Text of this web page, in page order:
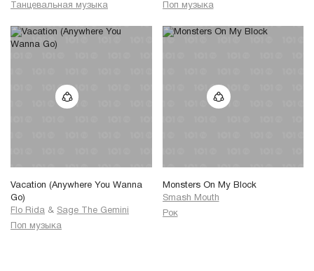
Танцевальная музыка
Поп музыка
Vacation (Anywhere You Wanna
Go)
Flo Rida & Sage The Gemini
Поп музыка
Monsters On My Block
Smash Mouth
Рок